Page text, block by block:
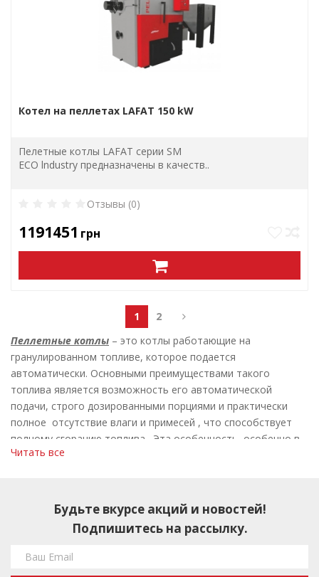
Котел на пеллетах LAFAT 150 kW
Пелетные котлы LAFAT серии SM
ЕСО lndustry предназначены в качеств..
Отзывы (0)
1191451 грн
1
2
Пеллетные котлы – это котлы работающие на
гранулированном топливе, которое подается
автоматически. Основными преимуществами такого
топлива является возможность его автоматической
подачи, строго дозированными порциями и практически
полное отсутствие влаги и примесей , что способствует
полному сгоранию топлива. Эта особенность, особенно в
сочетании с современными автоматическими следящими
котлы не требуют специальных разрешений для установки.
Также , преимуществом таких котлов является
автономность, долгий срок работы на одной загрузке и
экологичность.
Читать все
Будьте вкурсе акций и новостей!
Подпишитесь на рассылку.